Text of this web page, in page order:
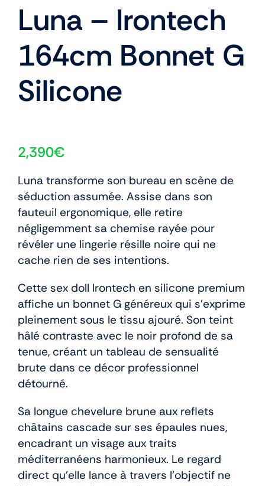
Luna – Irontech
164cm Bonnet G
Silicone
2,390€
Luna transforme son bureau en scène de
séduction assumée. Assise dans son
fauteuil ergonomique, elle retire
négligemment sa chemise rayée pour
révéler une lingerie résille noire qui ne
cache rien de ses intentions.
Cette sex doll Irontech en silicone premium
affiche un bonnet G généreux qui s’exprime
pleinement sous le tissu ajouré. Son teint
hâlé contraste avec le noir profond de sa
tenue, créant un tableau de sensualité
brute dans ce décor professionnel
détourné.
Sa longue chevelure brune aux reflets
châtains cascade sur ses épaules nues,
encadrant un visage aux traits
méditerranéens harmonieux. Le regard
direct qu’elle lance à travers l’objectif ne